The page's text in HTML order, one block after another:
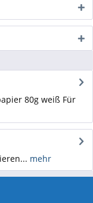
80g weiß Für
mehr